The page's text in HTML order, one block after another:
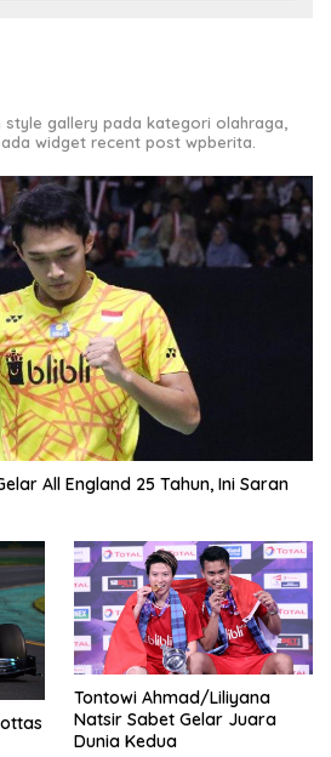
gallery pada kategori olahraga,
widget recent post wpberita.
All England 25 Tahun, Ini Saran
Tontowi Ahmad/Liliyana
Natsir Sabet Gelar Juara
Dunia Kedua